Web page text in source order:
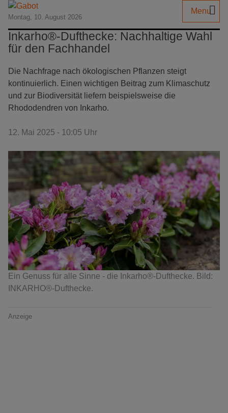
Montag, 10. August 2026
Menu
Inkarho®-Dufthecke: Nachhaltige Wahl
für den Fachhandel
Die Nachfrage nach ökologischen Pflanzen steigt
kontinuierlich. Einen wichtigen Beitrag zum Klimaschutz
und zur Biodiversität liefern beispielsweise die
Rhododendren von Inkarho.
12. Mai 2025 - 10:05 Uhr
Ein Genuss für alle Sinne - die Inkarho®-Dufthecke. Bild:
INKARHO®-Dufthecke.
Anzeige